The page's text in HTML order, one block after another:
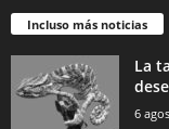
Incluso más noticias
La
6